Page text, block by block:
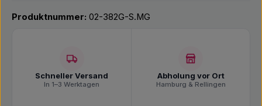
Produktnummer: 02-382G-S.MG
Schneller Versand
In 1–3 Werktagen
Abholung vor Ort
Hamburg & Rellingen